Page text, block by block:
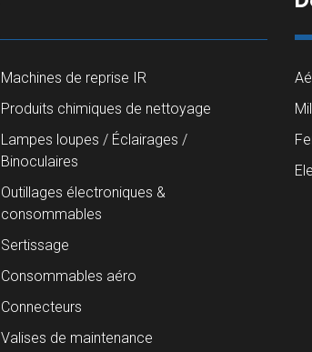
Machines de reprise IR
Produits chimiques de nettoyage
Lampes loupes / Éclairages /
Binoculaires
Outillages électroniques &
consommables
Sertissage
Consommables aéro
Connecteurs
Valises de maintenance